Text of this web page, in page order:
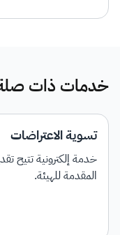
خدمات ذات
تسوية الاعتراضات
خدمة إلكترونية تتيح
المقدمة للهيئة.